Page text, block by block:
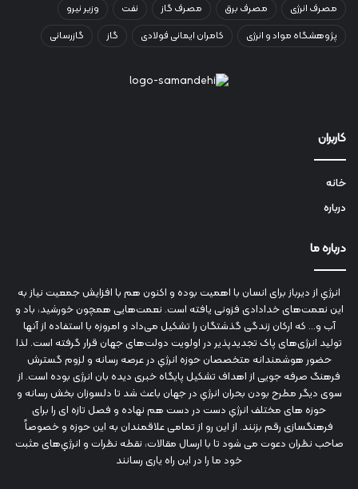
مصرف انرژی
مصرف برق مصرف گاز نفت
وزیر نیرو
پژوهشگاه مواد و انرژی
کامران ایمانی فولادی گاز گازرسانی
کاربران
خانه
درباره
درباره ما
انرژي‌ از دیرباز برای انسان با اهمیت بوده و اکنون هم با افزایش جمعیت نیاز به
این نعمت‌های خدادادی فزونی یافته است. نعمت‌هایی همچون خورشید، باد و
آب و... که ارکان زندگی گذشتگان را تشکیل می‌داد و امروزه با استفاده از آنها
تولید انرژی‌های پاک تجدیدپذیر در اولویت دولت‌های جهان قرار گرفته است. لذا
حضور هوشمندانه متخصصان حوزه انرژي در عرصه رسانه و لزوم گسترش
فرهنگ صرفه جویی از اهداف تشکیل پایگاه خبری دیده بان انرژی بوده است. از
سوی دیگر مطرح بودن بحران انرژي در جهان باعث شد تا دلسوزان بخش رسانه و
حوزه های مختلف انرژي دست در دست هم نهاده و فصل تازه ای را برای
فرهنگسازی رقم بزنند. از این رو از تمامی علاقمندان به این حوزه و خصوصاً
صاحب نظران دعوت می شود تا با ارسال مقالات، نقطه نظرات و انرژي‌های مثبت
خود ما را در این راه یاری رسانند